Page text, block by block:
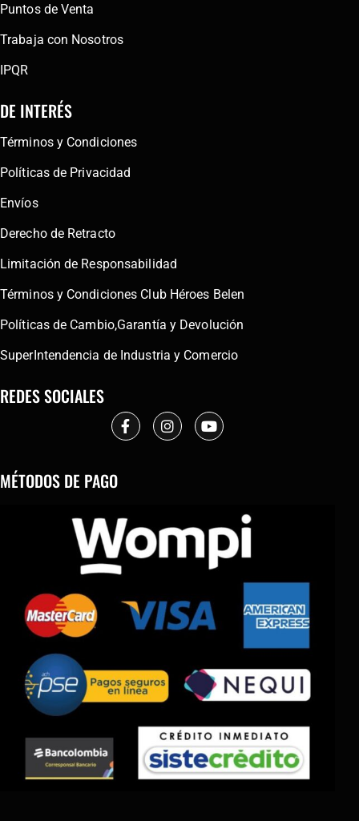
Puntos de Venta
Trabaja con Nosotros
IPQR
DE INTERÉS
Términos y Condiciones
Políticas de Privacidad
Envíos
Derecho de Retracto
Limitación de Responsabilidad
Términos y Condiciones Club Héroes Belen
Políticas de Cambio,Garantía y Devolución
SuperIntendencia de Industria y Comercio
REDES SOCIALES
MÉTODOS DE PAGO